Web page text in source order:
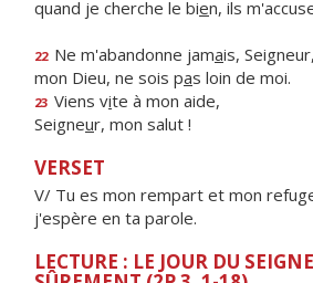
quand je cherche le bien, ils
22 Ne m'abandonne jamais, Seigneur,
mon Dieu, ne sois pas loin de moi.
23 Viens vite à mon aide,
Seigneur, mon salut !
VERSET
V/ Tu es mon rempart et mon
j'espère en ta parole.
LECTURE : LE JOUR DU